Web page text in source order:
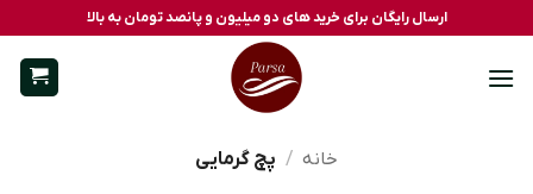
to
content
ارسال رایگان برای خرید های دو میلیون و پانصد تومان به بالا
خانه / پچ گرمایی